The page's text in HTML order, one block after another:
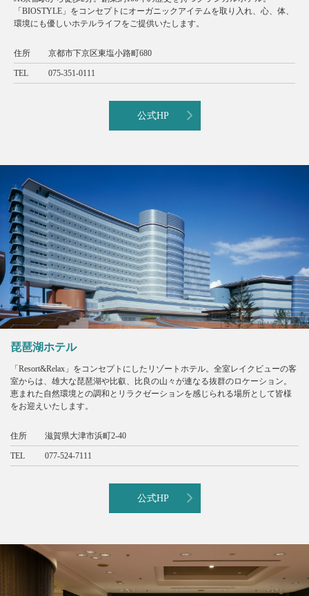
「BIOSTYLE」をコンセプトにオーガニックアイテムを取り入れ、心、体、
環境にも優しいホテルライフをご提供いたします。
住所 京都市下京区東塩小路町680
TEL 075-351-0111
公式HP
琵琶湖ホテル
「Resort&Relax」をコンセプトにしたリゾートホテル。全室レイクビューの客
室からは、雄大な琵琶湖や比叡、比良の山々が連なる抜群のロケーション。
恵まれた自然環境との調和とリラクゼーションを感じられる場所として皆様
をお迎えいたします。
住所 滋賀県大津市浜町2-40
TEL 077-524-7111
公式HP